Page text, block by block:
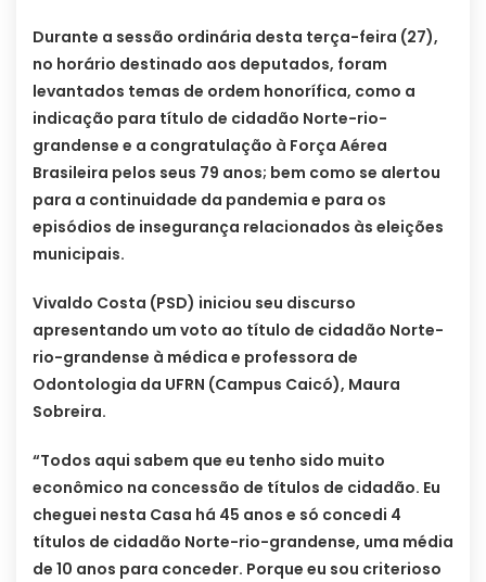
Durante a sessão ordinária desta terça-feira (27),
no horário destinado aos deputados, foram
levantados temas de ordem honorífica, como a
indicação para título de cidadão Norte-rio-
grandense e a congratulação à Força Aérea
Brasileira pelos seus 79 anos; bem como se alertou
para a continuidade da pandemia e para os
episódios de insegurança relacionados às eleições
municipais.
Vivaldo Costa (PSD) iniciou seu discurso
apresentando um voto ao título de cidadão Norte-
rio-grandense à médica e professora de
Odontologia da UFRN (Campus Caicó), Maura
Sobreira.
“Todos aqui sabem que eu tenho sido muito
econômico na concessão de títulos de cidadão. Eu
cheguei nesta Casa há 45 anos e só concedi 4
títulos de cidadão Norte-rio-grandense, uma média
de 10 anos para conceder. Porque eu sou criterioso